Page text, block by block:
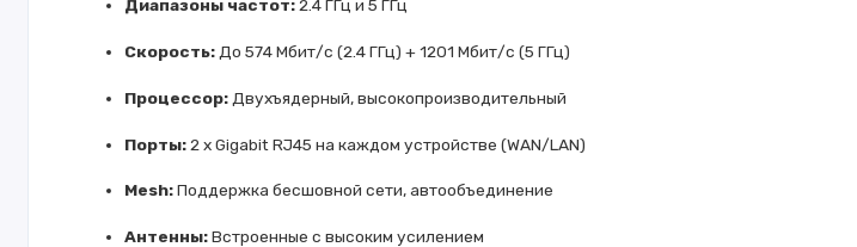
Диапазоны частот:2.4 ГГц и 5 ГГц
Скорость: До 574 Мбит/с (2.4 ГГц) + 1201 Мбит/с (5 ГГц)
Процессор: Двухъядерный, высокопроизводительный
Порты: 2 x Gigabit RJ45 на каждом устройстве (WAN/LAN)
Mesh:Поддержка бесшовной сети, автообъединение
Антенны:Встроенные с высоким усилением